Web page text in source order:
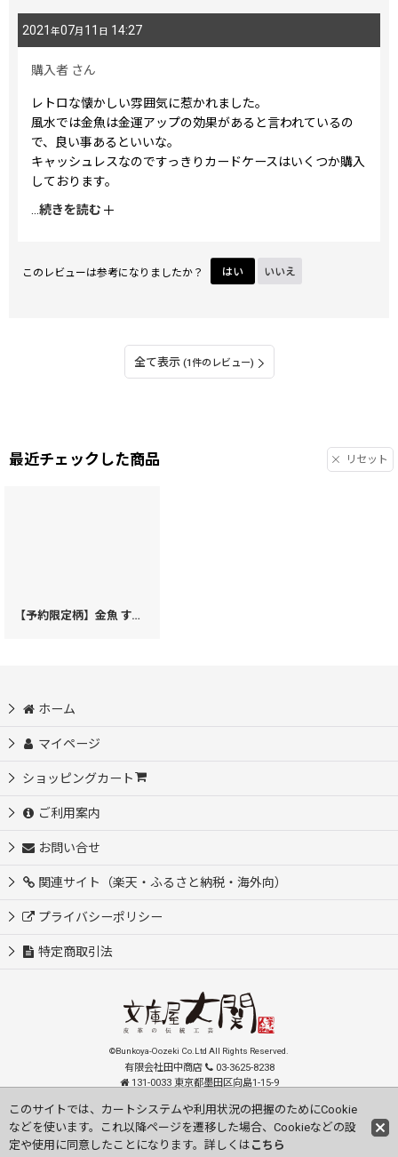
2021 年07月 11 日 14:27
購入者 さん
レトロな懐かしい雰囲気に惹かれました。
風水では金魚は金運アップの効果があると言われているの
で、良い事あるといいな。
キャッシュレスなのですっきりカードケースはいくつか購入
しております。
金魚柄は夏はもちろんですが、１年を通して使いたいと思い
ます。
続きを読む
このレビューは参考になりましたか？ はい いいえ
全て表示 (1件のレビュー)
最近チェックした商品 リセット
【予約限定柄】金魚 すっきりカードケース ［t］
ホーム
マイページ
ショッピングカート
ご利用案内
お問い合せ
関連サイト（楽天・ふるさと納税・海外向）
プライバシーポリシー
特定商取引法
©Bunkoya-Oozeki Co.Ltd All Rights Reserved.
有限会社田中商店
03-3625-8238
131-0033 東京都墨田区向島1-15-9
Visit our English Store
このサイトでは、カートシステムや利用状況の把握のためにCookie
などを使います。これ以降ページを遷移した場合、Cookieなどの設
定や使用に同意したことになります。詳しくは こちら